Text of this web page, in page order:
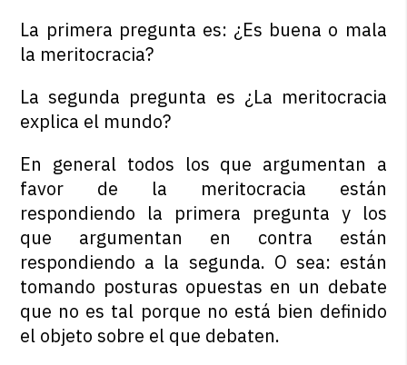
La primera pregunta es: ¿Es buena o mala
la meritocracia?
La segunda pregunta es ¿La meritocracia
explica el mundo?
En general todos los que argumentan a
favor de la meritocracia están
respondiendo la primera pregunta y los
que argumentan en contra están
respondiendo a la segunda. O sea: están
tomando posturas opuestas en un debate
que no es tal porque no está bien definido
el objeto sobre el que debaten.